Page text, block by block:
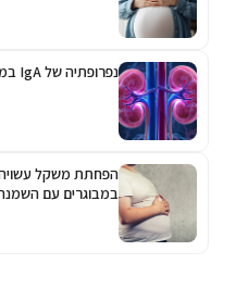
נפרופתיה של IgA במבוגרים: סקירה
הפחתת משקל עשויה
במבוגרים עם